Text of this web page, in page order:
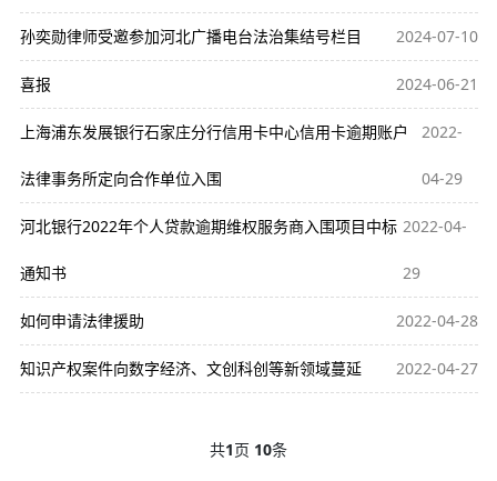
孙奕勋律师受邀参加河北广播电台法治集结号栏目 2024-07-10
喜报 2024-06-21
上海浦东发展银行石家庄分行信用卡中心信用卡逾期账户
法律事务所定向合作单位入围
2022-
04-29
河北银行2022年个人贷款逾期维权服务商入围项目中标
通知书
2022-04-
29
如何申请法律援助 2022-04-28
知识产权案件向数字经济、文创科创等新领域蔓延 2022-04-27
共1页 10条